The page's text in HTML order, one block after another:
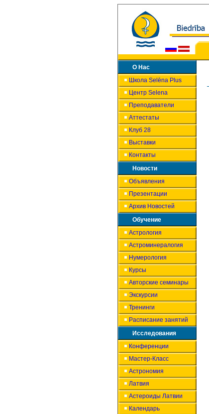
О Нас
Школа Selēna Plus
Центр Selena
Преподаватели
Аттестаты
Клуб 28
Выставки
Контакты
Новости
Объявления
Презентации
Архив Новостей
Обучение
Астрология
Астроминералогия
Нумерология
Курсы
Авторские семинары
Экскурсии
Тренинги
Расписание занятий
Исследования
Конференции
Мастер-Класс
Астрономия
Латвия
Астероиды Латвии
Календарь